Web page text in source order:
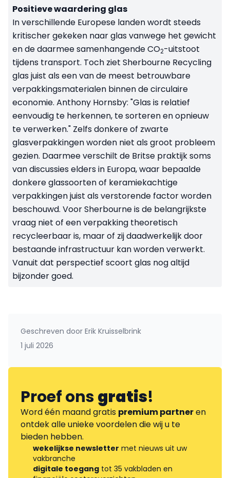
Positieve waardering glas
In verschillende Europese landen wordt steeds
kritischer gekeken naar glas vanwege het gewicht
en de daarmee samenhangende CO2-uitstoot
tijdens transport. Toch ziet Sherbourne Recycling
glas juist als een van de meest betrouwbare
verpakkingsmaterialen binnen de circulaire
economie. Anthony Hornsby: "Glas is relatief
eenvoudig te herkennen, te sorteren en opnieuw
te verwerken." Zelfs donkere of zwarte
glasverpakkingen worden niet als groot probleem
gezien. Daarmee verschilt de Britse praktijk soms
van discussies elders in Europa, waar bepaalde
donkere glassoorten of keramiekachtige
verpakkingen juist als verstorende factor worden
beschouwd. Voor Sherbourne is de belangrijkste
vraag niet of een verpakking theoretisch
recycleerbaar is, maar of zij daadwerkelijk door
bestaande infrastructuur kan worden verwerkt.
Vanuit dat perspectief scoort glas nog altijd
bijzonder goed.
Geschreven door Erik Kruisselbrink
1 juli 2026
Proef onsgratis!
Word één maand gratis premium partneren
ontdek alle unieke voordelen die wij u te
bieden hebben.
wekelijkse newsletter met nieuws uit uw
vakbranche
digitale toegang tot 35 vakbladen en